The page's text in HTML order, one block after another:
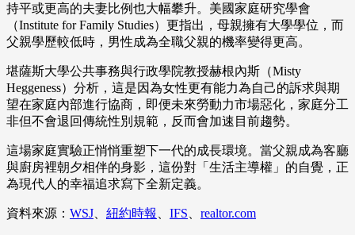
持平或更高的夫妻比例也大幅攀升。美國家庭研究學會
（Institute for Family Studies）更指出，母親擁有大學學位，而
父親學歷較低時，男性成為全職父親的機率變得更高。
堪薩斯大學公共事務與行政學院教授赫根內斯（Misty
Heggeness）分析，這是因為女性更有能力為自己的訴求與期
望在家庭內部進行協商，即便未來勞動力市場惡化，家庭分工
非但不會退回傳統性別規範，反而會加速目前趨勢。
這場家庭實驗正悄悄重塑下一代的成長環境。當父親成為客廳
與廚房裡朝夕相伴的身影，這份對「生活主導權」的自覺，正
為現代人的幸福追求寫下全新定義。
資料來源： WSJ、 紐約時報 、 IFS、 realtor.com